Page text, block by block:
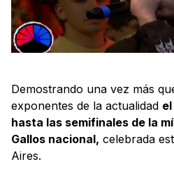
Demostrando una vez más
exponentes de la actualidad
hasta las semifinales de la
Gallos nacional, celebrada
Aires.